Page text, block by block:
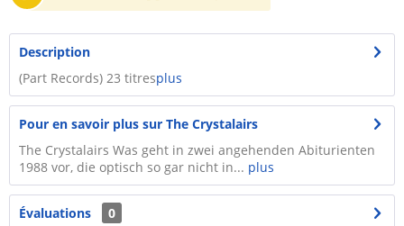
Description
(Part Records) 23 titresplus
Pour en savoir plus sur The Crystalairs
The Crystalairs Was geht in zwei angehenden Abiturienten
1988 vor, die optisch so gar nicht in... plus
Évaluations
0